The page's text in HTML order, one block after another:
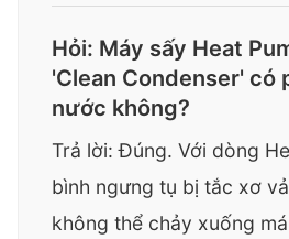
Hỏi: Máy sấy Heat
'Clean Condenser' có
nước không?
Trả lời: Đúng. Với dòng
bình ngưng tụ bị tắc xơ
không thể chảy xuống